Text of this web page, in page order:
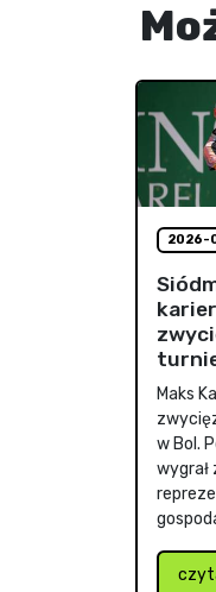
2026-
Maks
w Bol.
wygrał